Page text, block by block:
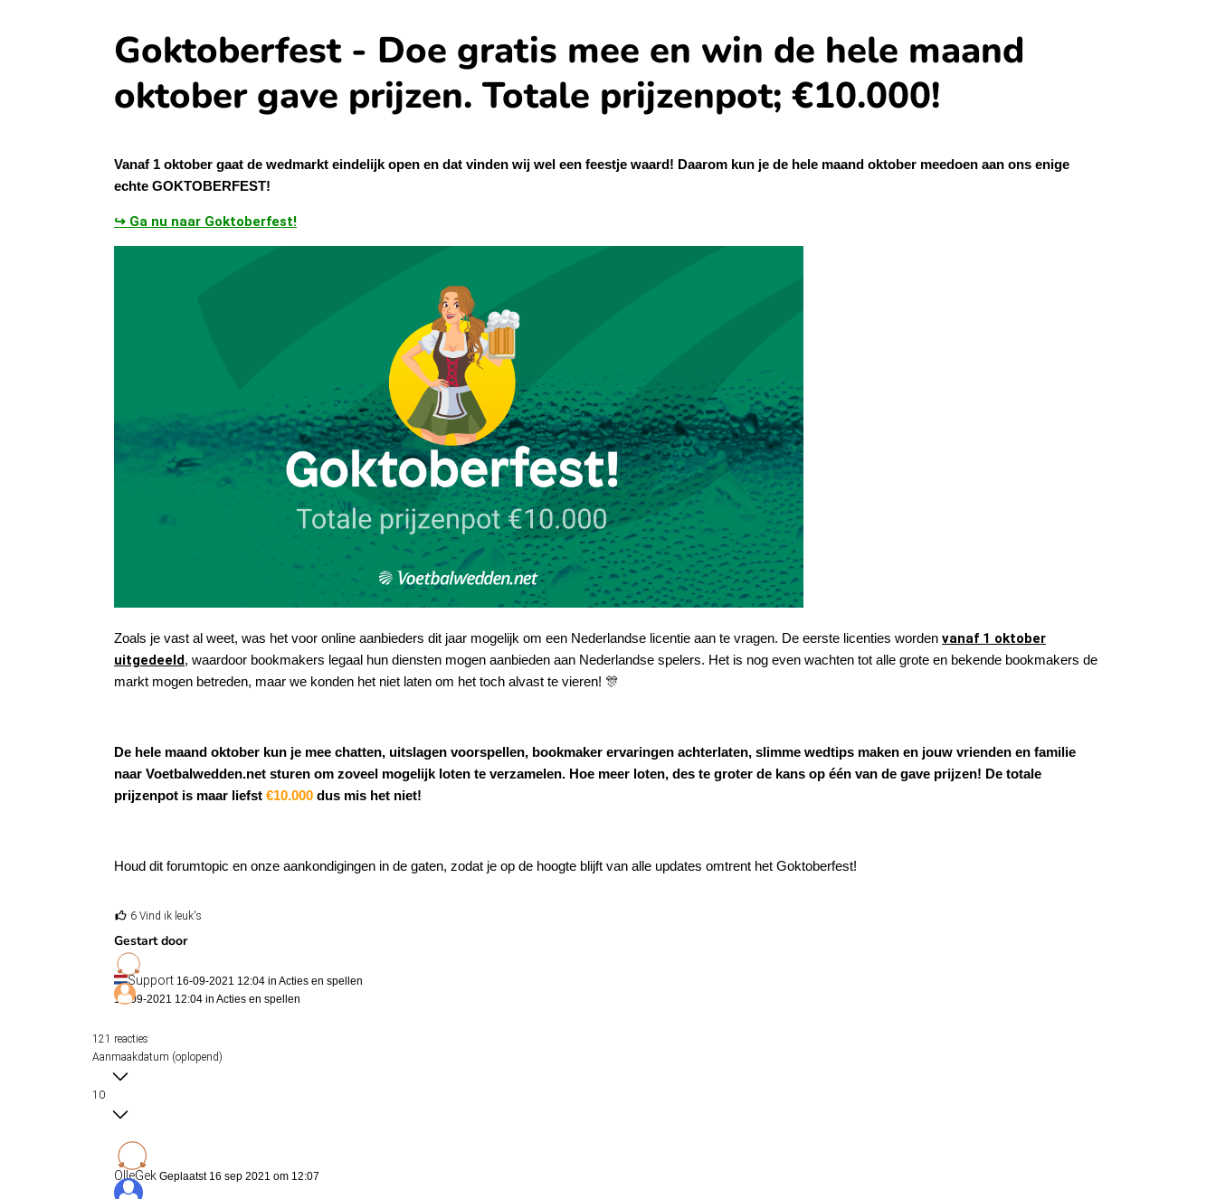
Goktoberfest - Doe gratis mee en win de hele maand
oktober gave prijzen. Totale prijzenpot; €10.000!
Vanaf 1 oktober gaat de wedmarkt eindelijk open en dat vinden wij wel een feestje waard! Daarom kun je de hele maand oktober meedoen aan ons enige
echte GOKTOBERFEST!
↪ Ga nu naar Goktoberfest!
Zoals je vast al weet, was het voor online aanbieders dit jaar mogelijk om een Nederlandse licentie aan te vragen. De eerste licenties worden vanaf 1 oktober
uitgedeeld, waardoor bookmakers legaal hun diensten mogen aanbieden aan Nederlandse spelers. Het is nog even wachten tot alle grote en bekende bookmakers de
markt mogen betreden, maar we konden het niet laten om het toch alvast te vieren! 🎊
De hele maand oktober kun je mee chatten, uitslagen voorspellen, bookmaker ervaringen achterlaten, slimme wedtips maken en jouw vrienden en familie
naar Voetbalwedden.net sturen om zoveel mogelijk loten te verzamelen. Hoe meer loten, des te groter de kans op één van de gave prijzen! De totale
prijzenpot is maar liefst €10.000 dus mis het niet!
Houd dit forumtopic en onze aankondigingen in de gaten, zodat je op de hoogte blijft van alle updates omtrent het Goktoberfest!
6 Vind ik leuk's
Gestart door
Support 16-09-2021 12:04 in Acties en spellen
16-09-2021 12:04 in Acties en spellen
121 reacties
Aanmaakdatum (oplopend)
10
OlleGek Geplaatst 16 sep 2021 om 12:07